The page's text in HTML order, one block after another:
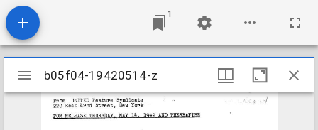
1
Mirador
viewer
b05f04-19420514-z
b05f04-19420514-z